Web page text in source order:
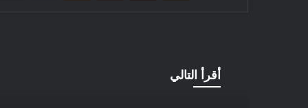
أقرأ التالي